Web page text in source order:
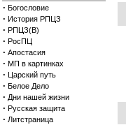
· Богословие
· История РПЦЗ
· РПЦЗ(В)
· РосПЦ
· Апостасия
· МП в картинках
· Царский путь
· Белое Дело
· Дни нашей жизни
· Русская защита
· Литстраница